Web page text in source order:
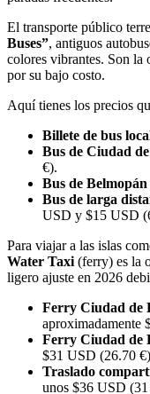
El transporte público
Buses”, antiguos
colores vibrantes. Son la
por su bajo costo.
Aquí tienes los precios
Billete de bus
Bus de Ciudad
€).
Bus de
Bus de larga
USD y $15 USD
Para viajar a las islas
Water Taxi (ferry) es la
ligero ajuste en 2026
Ferry Ciudad de
aproximadamente
Ferry Ciudad de
$31 USD (26.70
Traslado
unos $36 USD